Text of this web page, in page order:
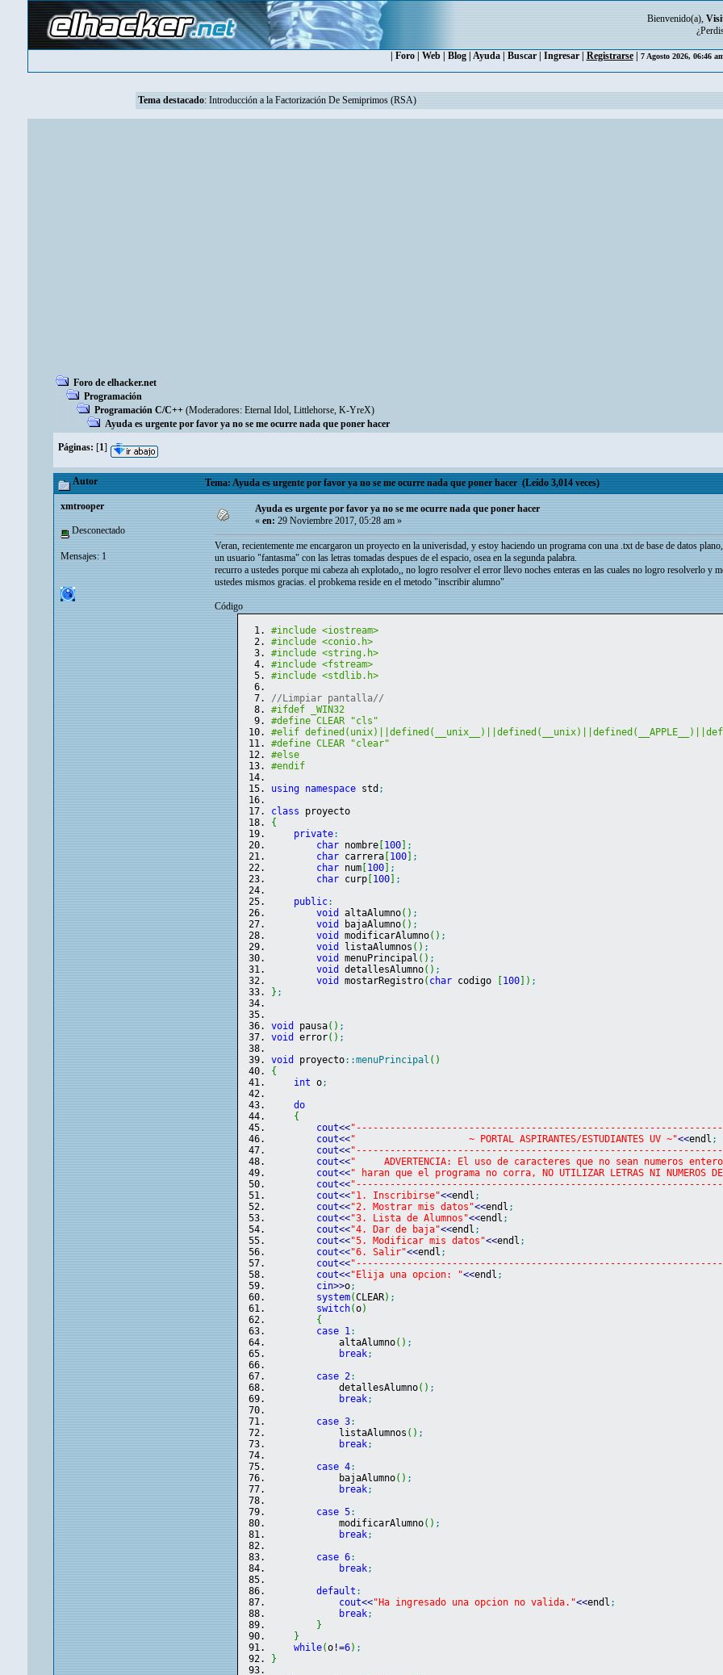
Bienvenido(a),
Foro| Web| Blog| Ayuda| Buscar| Ingresar| Registrarse| 7 Agosto 2026, 06:46
Tema destacado: Introducción a la Factorización De Semiprimos (RSA)
Foro de elhacker.net
Programación
Programación C/C++ (Moderadores: Eternal Idol, Littlehorse, K-YreX)
Ayuda es urgente por favor ya no se me ocurre nada que poner hacer
Páginas: [1]
Autor Tema: Ayuda es urgente por favor ya no se me ocurre nada que poner hacer (Leído 3,014 veces)
xmtrooper
Desconectado
Mensajes: 1
Ayuda es urgente por favor ya no se me ocurre nada que poner hacer
«en:29 Noviembre 2017, 05:28 am »
Veran, recientemente me encargaron un proyecto en la univerisdad, y estoy haciendo un programa con una .txt de base de datos
un usuario "fantasma" con las letras tomadas despues de el espacio, osea en la segunda palabra.
recurro a ustedes porque mi cabeza ah explotado,, no logro resolver el error llevo noches enteras en las cuales no logro resolverlo
ustedes mismos gracias. el probkema reside en el metodo "inscribir alumno"
Código
#include <iostream>
#include <conio.h>
#include <string.h>
#include <fstream>
#include <stdlib.h>
//Limpiar pantalla//
#ifdef _WIN32
#define CLEAR "cls"
#elif
#define CLEAR "clear"
#else
#endif
using namespace std ;
class proyecto
{
private:
char nombre 100
;
char carrera 100
;
char num 100
;
char curp 100
;
public:
void
altaAlumno( ) ;
void
bajaAlumno( ) ;
void
modificarAlumno( ) ;
void
listaAlumnos ( ) ;
void
menuPrincipal ( ) ;
void
detallesAlumno( ) ;
void
mostarRegistro( char codigo 100 ) ;
} ;
void pausa( ) ;
void
error( ) ;
void
proyecto::menuPrincipal ( )
{
int o;
do
{
cout<<
cout<<"                    ~ PORTAL ASPIRANTES/ESTUDIANTES UV ~"<<endl ;
cout<<
cout<<"     ADVERTENCIA: El uso de caracteres que no sean numeros
cout<<" haran que el programa no corra, NO UTILIZAR LETRAS NI NUMEROS
cout<<
cout<<"1. Inscribirse"<<endl ;
cout<<"2. Mostrar mis datos"<<endl ;
cout<<"3. Lista de Alumnos"<<endl ;
cout<<"4. Dar de baja"<<endl ;
cout<<"5. Modificar mis datos"<<endl ;
cout<<"6. Salir"<<endl ;
cout<<
cout<<"Elija una opcion: "<<endl ;
cin>>o;
system(CLEAR) ;
switch(o)
{
case 1:
altaAlumno( ) ;
break;
case 2:
detallesAlumno( ) ;
break;
case 3:
listaAlumnos ( ) ;
break;
case 4:
bajaAlumno( ) ;
break;
case 5:
modificarAlumno( ) ;
break;
case 6:
break;
default :
cout<<"Ha ingresado una opcion no valida."<<endl ;
break;
}
}
while(o !=6) ;
}